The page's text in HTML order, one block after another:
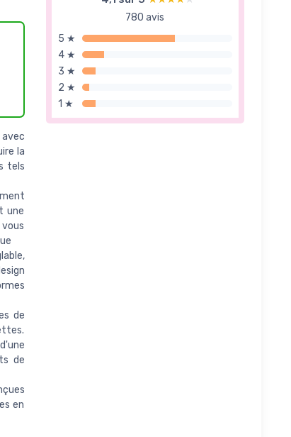
780 avis
5 ★
4 ★
3 ★
2 ★
1 ★
la
tels
une
de
de
en